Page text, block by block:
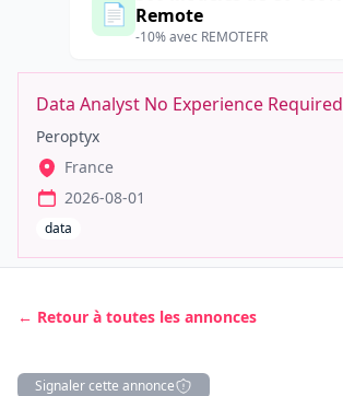
📄 Remote
-10% avec REMOTEFR
Data Analyst No Experience Required
Peroptyx
France
2026-08-01
data
← Retour à toutes les annonces
Signaler cette annonce